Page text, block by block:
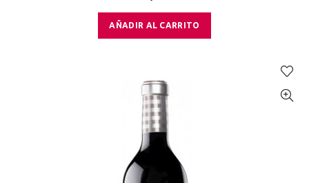
AÑADIR AL CARRITO